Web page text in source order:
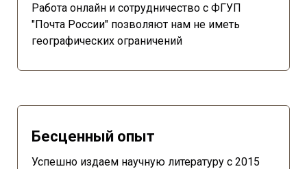
Работа онлайн и сотрудничество с ФГУП
"Почта России" позволяют нам не иметь
географических ограничений
Бесценный опыт
Успешно издаем научную литературу с 2015